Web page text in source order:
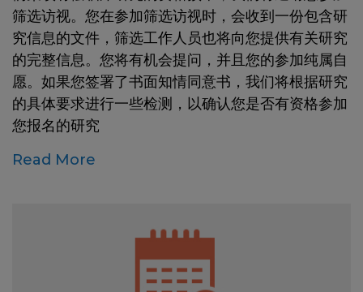
筛选访视。您在参加筛选访视时，会收到一份包含研
究信息的文件，筛选工作人员也将向您提供有关研究
的完整信息。您将有机会提问，并且您的参加纯属自
愿。如果您签署了书面知情同意书，我们将根据研究
的具体要求进行一些检测，以确认您是否有资格参加
您报名的研究
Read More